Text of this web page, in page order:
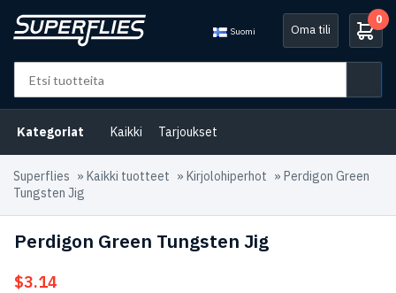
Suomi Oma tili
0
Kategoriat Kaikki Tarjoukset
Superflies » Kaikki tuotteet » Kirjolohiperhot » Perdigon Green
Tungsten Jig
Perdigon Green Tungsten Jig
$3.14